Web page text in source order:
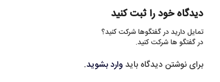
دیدگاه خود را ثبت کنید
تمایل دارید در گفتگوها شرکت کنید؟
در گفتگو ها شرکت کنید.
برای نوشتن دیدگاه بایدوارد بشوید.